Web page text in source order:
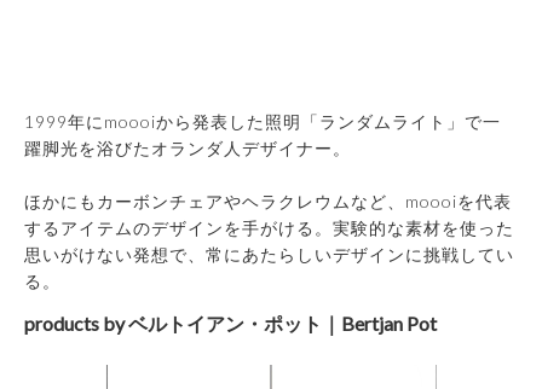
1999年にmoooiから発表した照明「ランダムライト」で一
躍脚光を浴びたオランダ人デザイナー。
ほかにもカーボンチェアやヘラクレウムなど、moooiを代表
するアイテムのデザインを手がける。実験的な素材を使った
思いがけない発想で、常にあたらしいデザインに挑戦してい
る。
products by ベルトイアン・ポット｜Bertjan Pot